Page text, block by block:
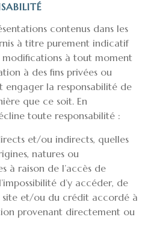
contenus dans les
à titre purement indicatif
modifications à tout moment
à des fins privées ou
engager la responsabilité de
que ce soit. En
toute responsabilité :
et/ou indirects, quelles
natures ou
à raison de l’accès de
d’y accéder, de
site et/ou du crédit accordé à
provenant directement ou